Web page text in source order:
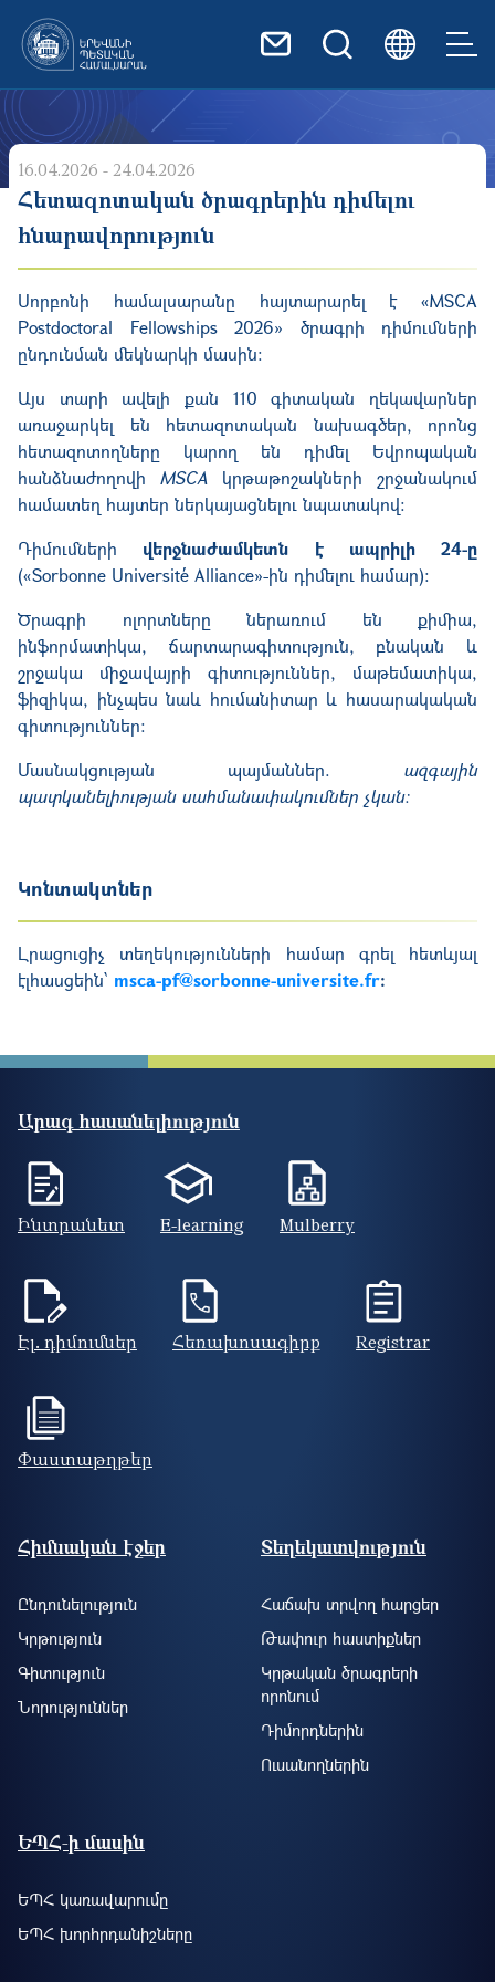
16.04.2026 - 24.04.2026
Հետազոտական ծրագրերին դիմելու
հնարավորություն
Սորբոնի համալսարանը հայտարարել է «MSCA
Postdoctoral Fellowships 2026» ծրագրի դիմումների
ընդունման մեկնարկի մասին։
Այս տարի ավելի քան 110 գիտական ղեկավարներ
առաջարկել են հետազոտական նախագծեր, որոնց
հետազոտողները կարող են դիմել Եվրոպական
հանձնաժողովի MSCA կրթաթոշակների շրջանակում
համատեղ հայտեր ներկայացնելու նպատակով։
Դիմումների վերջնաժամկետն է ապրիլի 24-ը
(«Sorbonne Université Alliance»-ին դիմելու համար):
Ծրագրի ոլորտները ներառում են քիմիա,
ինֆորմատիկա, ճարտարագիտություն, բնական և
շրջակա միջավայրի գիտություններ, մաթեմատիկա,
ֆիզիկա, ինչպես նաև հումանիտար և հասարակական
գիտություններ։
Մասնակցության պայմաններ. ազգային
պատկանելիության սահմանափակումներ չկան։
Կոնտակտներ
Լրացուցիչ տեղեկությունների համար գրել հետևյալ
էլհասցեին՝ msca-pf@sorbonne-universite.fr:
Արագ հասանելիություն
Ինտրանետ E-learning Mulberry
Էլ. դիմումներ Հեռախոսագիրք Registrar
Փաստաթղթեր
Footer site information
Հիմնական էջեր
Ընդունելություն
Կրթություն
Գիտություն
Նորություններ
Տեղեկատվություն
Հաճախ տրվող հարցեր
Թափուր հաստիքներ
Կրթական ծրագրերի
որոնում
Դիմորդներին
Ուսանողներին
ԵՊՀ-ի մասին
ԵՊՀ կառավարումը
ԵՊՀ խորհրդանիշները